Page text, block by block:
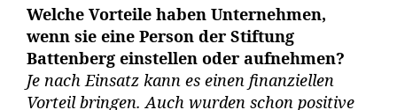
Welche Vorteile haben Unternehmen,
wenn sie eine Person der Stiftung
Battenberg einstellen oder aufnehmen?
Je nach Einsatz kann es einen finanziellen
Vorteil bringen. Auch wurden schon positive